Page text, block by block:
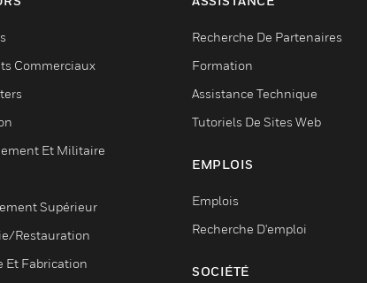
Commerciaux
Et Militaire
Supérieur
Restauration
Et Fabrication
Recherche De Partenaires
Formation
Assistance Technique
Tutoriels De Sites Web
EMPLOIS
Emplois
Recherche D'emploi
SOCIÉTÉ